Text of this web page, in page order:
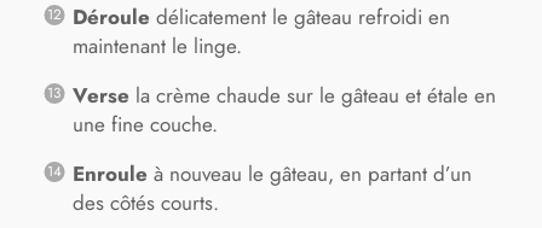
Déroule délicatement le gâteau refroidi en
maintenant le linge.
Verse la crème chaude sur le gâteau et étale en
une fine couche.
Enroule à nouveau le gâteau, en partant d’un
des côtés courts.